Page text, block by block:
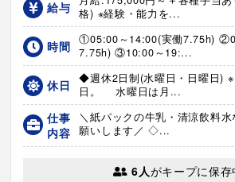
給与
格) ※経験・能力を...
時間
①05:00～14:00(実働7.75h)
7.75h) ③10:00～19:...
休日
◆週休2日制(水曜日・日曜日)
日。 水曜日は月...
仕事
内容
＼紙パックの牛乳・清涼飲料
願いします／ ◇...
6人がキープに保存